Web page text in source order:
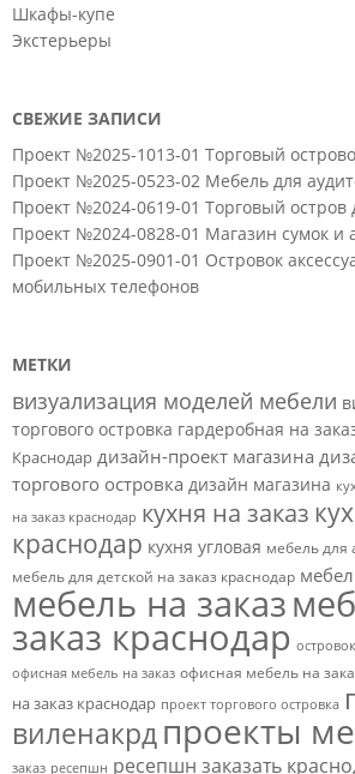
Шкафы-купе
Экстерьеры
СВЕЖИЕ ЗАПИСИ
Проект №2025-1013-01 Торговый
Проект №2025-0523-02 Мебель для
Проект №2024-0619-01 Торговый остров
Проект №2024-0828-01 Магазин сумок и
Проект №2025-0901-01 Островок
мобильных телефонов
МЕТКИ
визуализация моделей мебели
торгового островка гардеробная на
Краснодар дизайн-проект магазина
торгового островка дизайн магазина
на заказ краснодар кухня на заказ
краснодар кухня угловая мебель для
мебель для детской на заказ краснодар
мебель на заказ
заказ краснодар
офисная мебель на заказ офисная мебель на
на заказ краснодар проект торгового островка
виленакрдпроекты
заказ ресепшн ресепшн заказать